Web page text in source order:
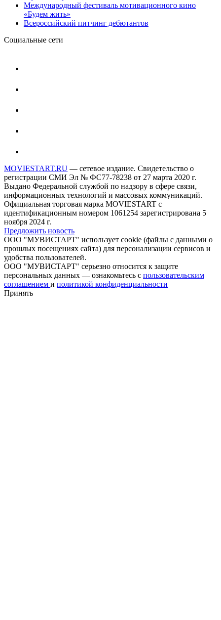
Международный фестиваль мотивационного кино
«Будем жить»
Всероссийский питчинг дебютантов
Социальные сети
MOVIESTART.RU — сетевое издание. Свидетельство о
регистрации СМИ Эл № ФС77-78238 от 27 марта 2020 г.
Выдано Федеральной службой по надзору в сфере связи,
информационных технологий и массовых коммуникаций.
Официальная торговая марка MOVIESTART с
идентификационным номером 1061254 зарегистрирована 5
ноября 2024 г.
Предложить новость
ООО "МУВИСТАРТ" использует cookie (файлы с данными о
прошлых посещениях сайта) для персонализации сервисов и
удобства пользователей.
ООО "МУВИСТАРТ" серьезно относится к защите
персональных данных — ознакомьтесь с пользовательским
соглашением и политикой конфиденциальности
Принять